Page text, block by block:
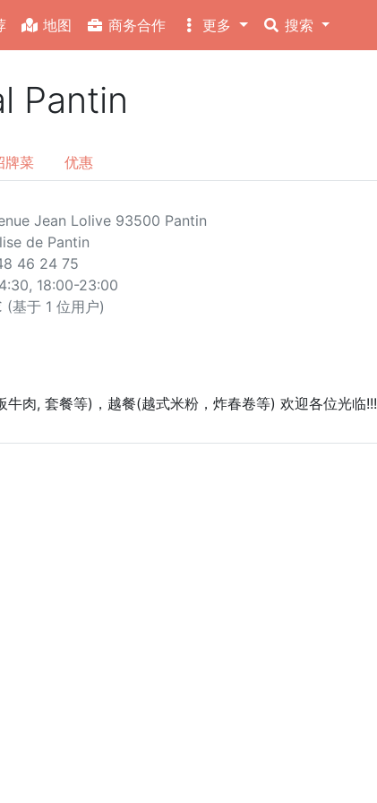
地图 商务合作 更多 搜索
Pantin
牌菜 优惠
Jean Lolive 93500 Pantin
de Pantin
46 24 75
18:00-23:00
(基于 1 位用户)
牛肉, 套餐等)，越餐(越式米粉，炸春卷等) 欢迎各位光临!!!